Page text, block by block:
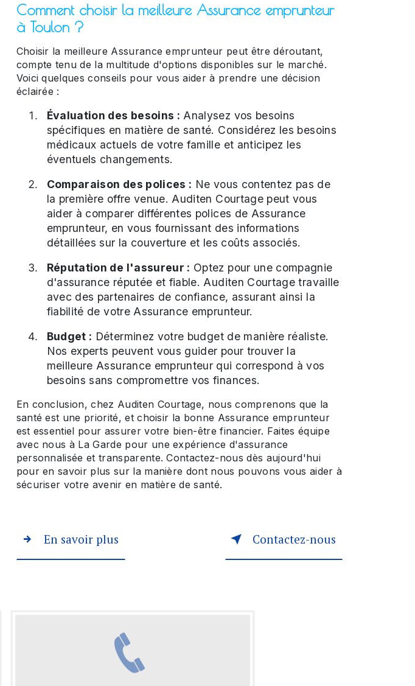
Comment choisir la meilleure Assurance emprunteur
à Toulon ?
Choisir la meilleure Assurance emprunteur peut être déroutant,
compte tenu de la multitude d'options disponibles sur le marché.
Voici quelques conseils pour vous aider à prendre une décision
éclairée :
Évaluation des besoins : Analysez vos besoins
spécifiques en matière de santé. Considérez les besoins
médicaux actuels de votre famille et anticipez les
éventuels changements.
Comparaison des polices : Ne vous contentez pas de
la première offre venue. Auditen Courtage peut vous
aider à comparer différentes polices de Assurance
emprunteur, en vous fournissant des informations
détaillées sur la couverture et les coûts associés.
Réputation de l'assureur : Optez pour une compagnie
d'assurance réputée et fiable. Auditen Courtage travaille
avec des partenaires de confiance, assurant ainsi la
fiabilité de votre Assurance emprunteur.
Budget : Déterminez votre budget de manière réaliste.
Nos experts peuvent vous guider pour trouver la
meilleure Assurance emprunteur qui correspond à vos
besoins sans compromettre vos finances.
En conclusion, chez Auditen Courtage, nous comprenons que la
santé est une priorité, et choisir la bonne Assurance emprunteur
est essentiel pour assurer votre bien-être financier. Faites équipe
avec nous à La Garde pour une expérience d'assurance
personnalisée et transparente. Contactez-nous dès aujourd'hui
pour en savoir plus sur la manière dont nous pouvons vous aider à
sécuriser votre avenir en matière de santé.
En savoir plus Contactez-nous